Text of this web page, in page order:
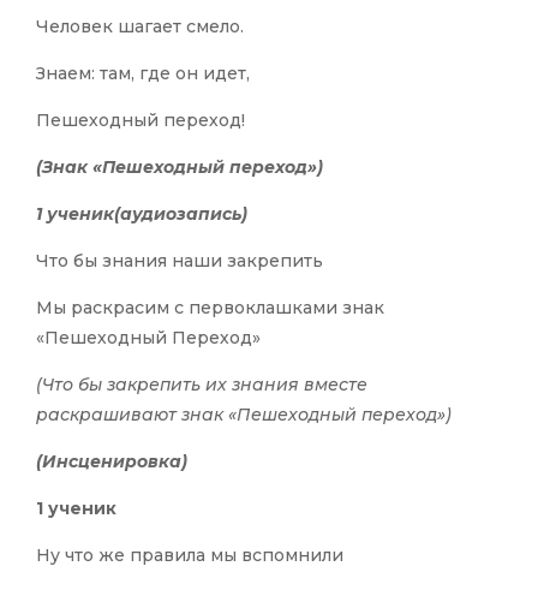
Человек шагает смело.
Знаем: там, где он идет,
Пешеходный переход!
(Знак «Пешеходный переход»)
1 ученик(аудиозапись)
Что бы знания наши закрепить
Мы раскрасим с первоклашками знак
«Пешеходный Переход»
(Что бы закрепить их знания вместе
раскрашивают знак «Пешеходный переход»)
(Инсценировка)
1 ученик
Ну что же правила мы вспомнили